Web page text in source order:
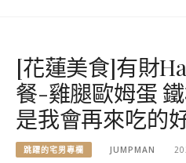
[花蓮美食]有財
餐-雞腿歐姆蛋
是我會再來吃的
跳躍的宅男專欄 JUMPMAN